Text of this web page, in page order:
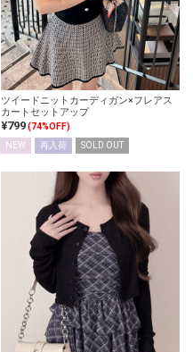
ツイードニットカーディガン×フレアス
カートセットアップ
¥799(74%OFF)
NEW
再入荷 SOLD OUT